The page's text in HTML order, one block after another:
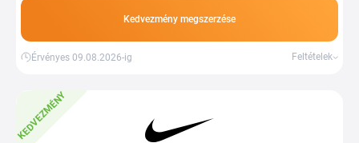
Kedvezmény megszerzése
Érvényes 09.08.2026-ig Feltételek
KEDVEZMÉNY